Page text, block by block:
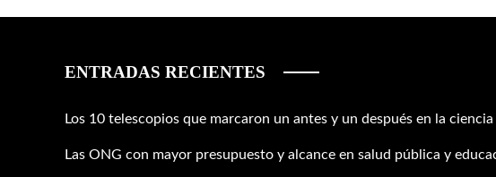
ENTRADAS RECIENTES
Los 10 telescopios que marcaron un antes y un después en la
Las ONG con mayor presupuesto y alcance en salud pública y